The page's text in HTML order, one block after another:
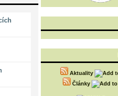
Aktuality
Články